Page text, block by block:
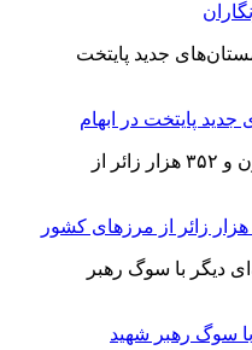
پایتخت در ابهام